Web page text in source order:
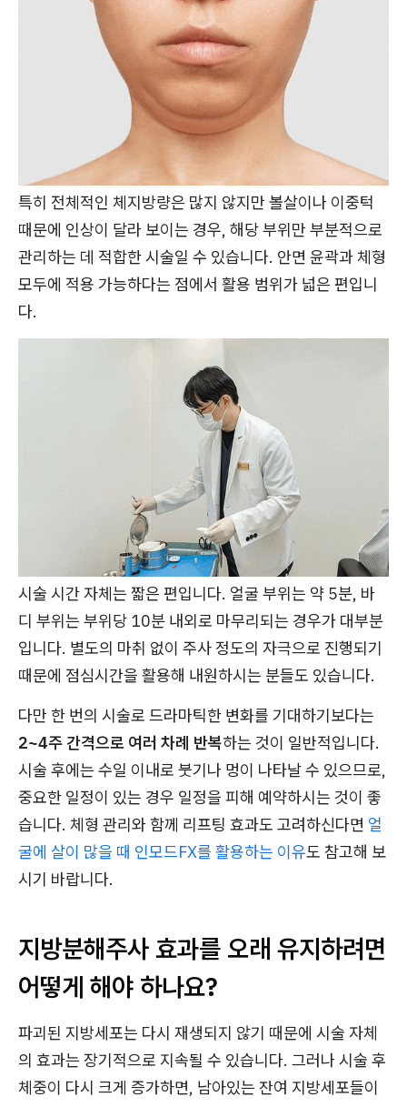
특히 전체적인 체지방량은 많지 않지만 볼살이나 이중턱
때문에 인상이 달라 보이는 경우, 해당 부위만 부분적으로
관리하는 데 적합한 시술일 수 있습니다. 안면 윤곽과 체형
모두에 적용 가능하다는 점에서 활용 범위가 넓은 편입니
다.
시술 시간 자체는 짧은 편입니다. 얼굴 부위는 약 5분, 바
디 부위는 부위당 10분 내외로 마무리되는 경우가 대부분
입니다. 별도의 마취 없이 주사 정도의 자극으로 진행되기
때문에 점심시간을 활용해 내원하시는 분들도 있습니다.
다만 한 번의 시술로 드라마틱한 변화를 기대하기보다는
2~4주 간격으로 여러 차례 반복하는 것이 일반적입니다.
시술 후에는 수일 이내로 붓기나 멍이 나타날 수 있으므로,
중요한 일정이 있는 경우 일정을 피해 예약하시는 것이 좋
습니다. 체형 관리와 함께 리프팅 효과도 고려하신다면 얼
굴에 살이 많을 때 인모드FX를 활용하는 이유도 참고해 보
시기 바랍니다.
지방분해주사 효과를 오래 유지하려면
어떻게 해야 하나요?
파괴된 지방세포는 다시 재생되지 않기 때문에 시술 자체
의 효과는 장기적으로 지속될 수 있습니다. 그러나 시술 후
체중이 다시 크게 증가하면, 남아있는 잔여 지방세포들이